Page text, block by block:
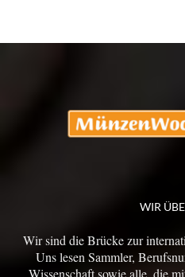
WIR
Wir sind die Brücke zur
Uns lesen Sammler,
Wissenschaft sowie alle, die